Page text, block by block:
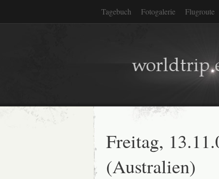
Tagebuch Fotogalerie Flugroute
Freitag,
(Australien)